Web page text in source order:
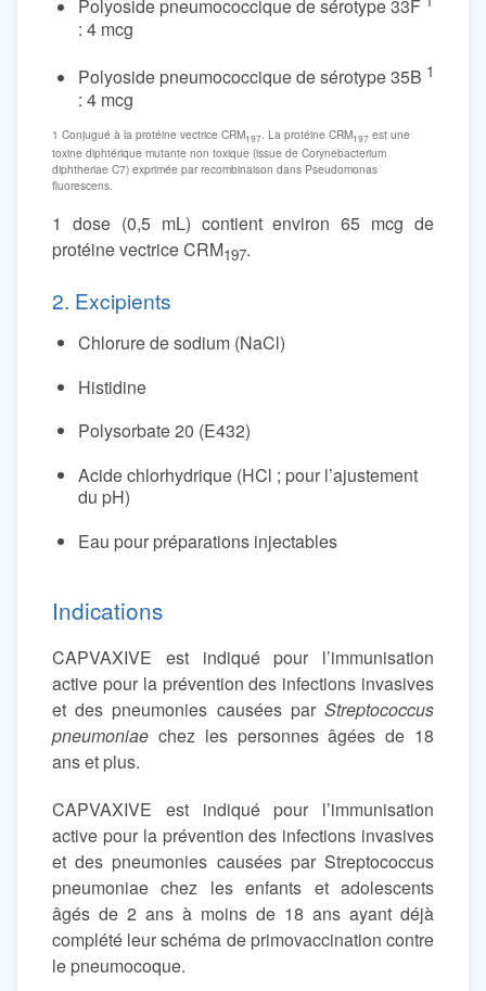
Polyoside pneumococcique de sérotype 33F
: 4 mcg
Polyoside pneumococcique de sérotype 35B 1
: 4 mcg
1 Conjugué à la protéine vectrice CRM197. La protéine CRM197 est une
toxine diphtérique mutante non toxique (issue de Corynebacterium
diphtheriae C7) exprimée par recombinaison dans Pseudomonas
fluorescens.
1 dose (0,5 mL) contient environ 65 mcg de
protéine vectrice CRM197.
2. Excipients
Chlorure de sodium (NaCl)
Histidine
Polysorbate 20 (E432)
Acide chlorhydrique (HCl ; pour l’ajustement
du pH)
Eau pour préparations injectables
Indications
CAPVAXIVE est indiqué pour l’immunisation
active pour la prévention des infections invasives
et des pneumonies causées par Streptococcus
pneumoniae chez les personnes âgées de 18
ans et plus.
CAPVAXIVE est indiqué pour l’immunisation
active pour la prévention des infections invasives
et des pneumonies causées par Streptococcus
pneumoniae chez les enfants et adolescents
âgés de 2 ans à moins de 18 ans ayant déjà
complété leur schéma de primovaccination contre
le pneumocoque.